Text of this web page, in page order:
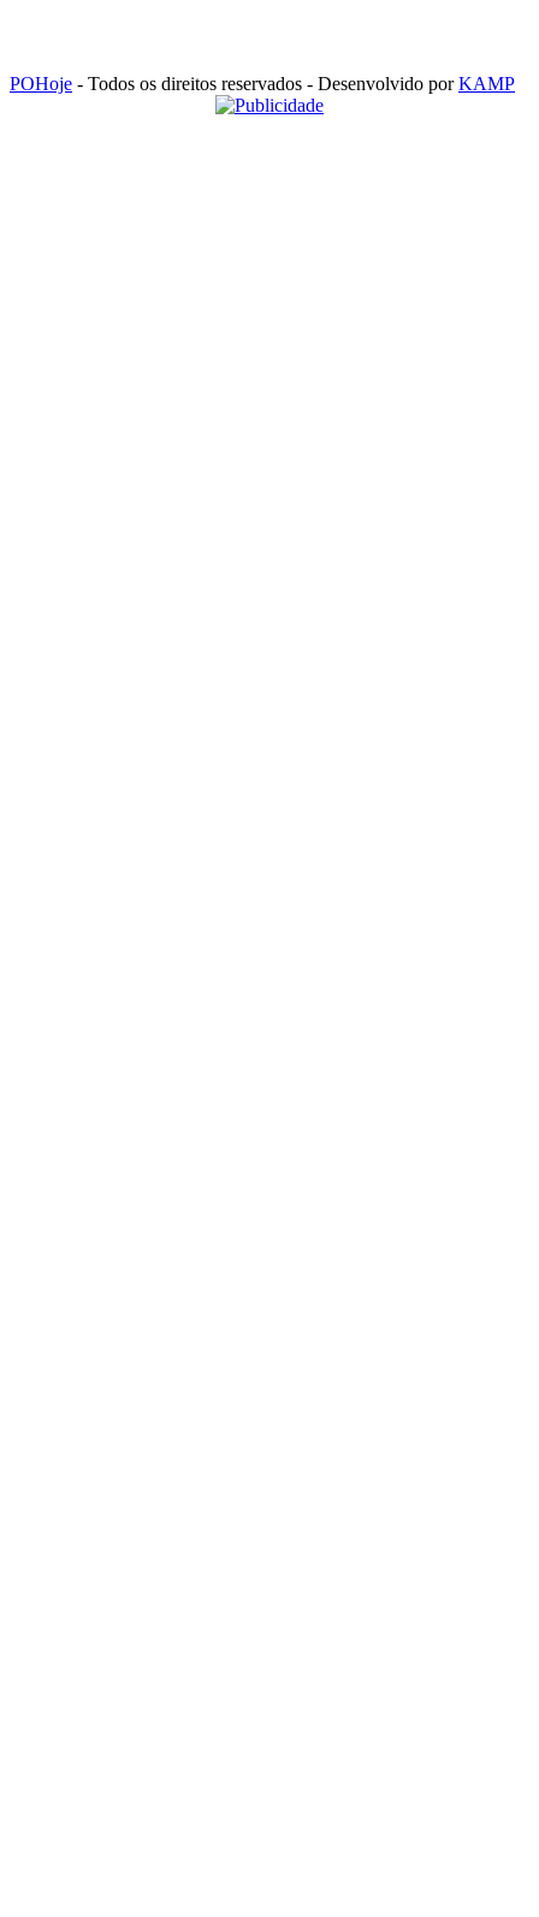
POHoje - Todos os direitos reservados - Desenvolvido porKAMP